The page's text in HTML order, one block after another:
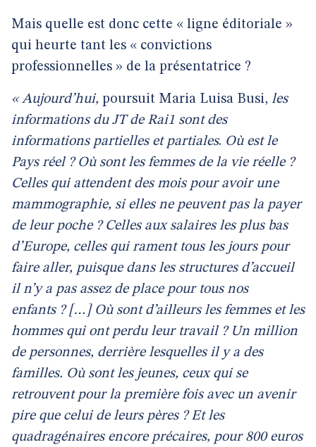
Mais quelle est donc cette « ligne éditoriale »
qui heurte tant les « convictions
professionnelles » de la présentatrice ?
« Aujourd’hui, poursuit Maria Luisa Busi, les
informations du JT de Rai1 sont des
informations partielles et partiales. Où est le
Pays réel ? Où sont les femmes de la vie réelle ?
Celles qui attendent des mois pour avoir une
mammographie, si elles ne peuvent pas la payer
de leur poche ? Celles aux salaires les plus bas
d’Europe, celles qui rament tous les jours pour
faire aller, puisque dans les structures d’accueil
il n’y a pas assez de place pour tous nos
enfants ? […] Où sont d’ailleurs les femmes et les
hommes qui ont perdu leur travail ? Un million
de personnes, derrière lesquelles il y a des
familles. Où sont les jeunes, ceux qui se
retrouvent pour la première fois avec un avenir
pire que celui de leurs pères ? Et les
quadragénaires encore précaires, pour 800 euros